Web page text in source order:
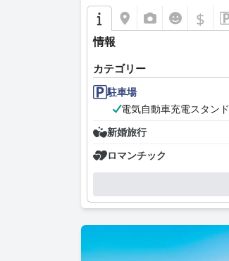
$
情報
カテゴリー
駐車場
電気自動車充電スタンド
新婚旅行
ロマンチック